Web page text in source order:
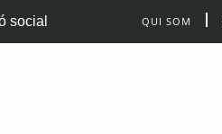
social QUI SOM